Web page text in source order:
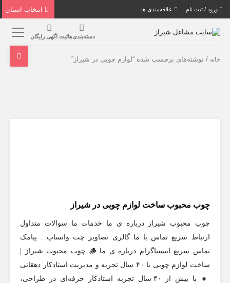
ورود / ثبت نام علاقه‌مندی ها
دسته‌بندی‌هاثبت اگهی رایگان
خانه / نوشته‌های برچسب شده “لوازم چوبی در شیراز”
چوب محبوب ساخت لوازم چوبی در شیراز
چوب محبوب شیراز درباره ی ما خدمات ما سوالات متداول
ارتباط سریع تماس با ما گالری تصاویر چت واتساپ . پیامک
تماس سریع اینستاگرام درباره ی ما 🪵 چوب محبوب شیراز |
ساخت لوازم چوبی با ۴۰ سال تجربه و مدیریت استادکار دهقانی
🔸 با بیش از ۴۰ سال تجربه استادکار حرفه‌ای در طراحی،